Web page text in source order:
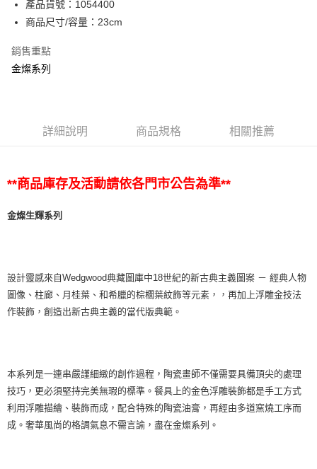
產品貨號：1054400
商品尺寸/容量：23cm
銷售重點
金燦系列
詳細說明 商品規格 相關推薦
**商品庫存及活動請依各門市公告為準**
金燦生輝系列
設計靈感來自Wedgwood典藏圖庫中18世紀的新古典主義圖案 － 經典人物
圖像、柱廊、月桂葉、和希臘的棕櫚葉紋飾等元素，，再加上浮雕金技法
作裝飾，創造出新古典主義的當代版典範。
本系列是一連串嚴謹細緻的創作過程，陶瓷畫師不僅需要具備頂尖的處理
技巧，更必須堅持完美無瑕的標準。餐具上的金色浮雕裝飾都是手工方式
利用浮雕描繪、裝飾而成，配合特殊的陶瓷油膏，再經由多道窯燒工序而
成。奢華風尚的格調氣息不需言諭，盡在金燦系列。